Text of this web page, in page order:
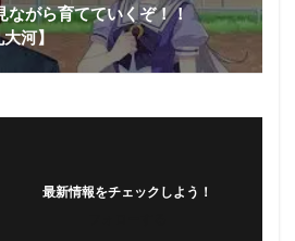
ながら育てていくぞ！！
河】
最新情報をチェックしよう！